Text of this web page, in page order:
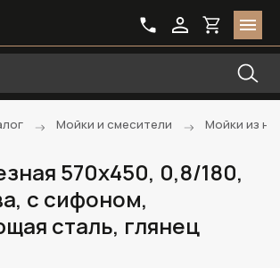
Мойки и смесители Мойки из
570х450, 0,8/180,
с сифоном,
сталь, глянец